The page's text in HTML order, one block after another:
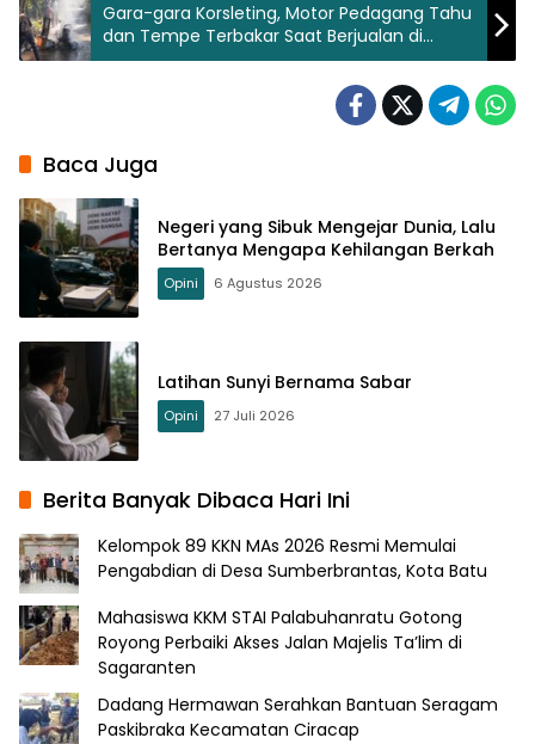
Gara-gara Korsleting, Motor Pedagang Tahu
dan Tempe Terbakar Saat Berjualan di
Ciambar Sukabumi
Baca Juga
Negeri yang Sibuk Mengejar Dunia, Lalu
Bertanya Mengapa Kehilangan Berkah
Opini 6 Agustus 2026
Latihan Sunyi Bernama Sabar
Opini 27 Juli 2026
Berita Banyak Dibaca Hari Ini
Kelompok 89 KKN MAs 2026 Resmi Memulai
Pengabdian di Desa Sumberbrantas, Kota Batu
Mahasiswa KKM STAI Palabuhanratu Gotong
Royong Perbaiki Akses Jalan Majelis Ta’lim di
Sagaranten
Dadang Hermawan Serahkan Bantuan Seragam
Paskibraka Kecamatan Ciracap